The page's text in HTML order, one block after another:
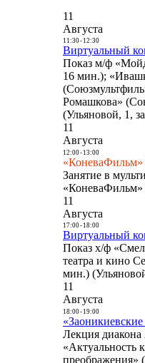
11
Августа
11:30- 12:30
Виртуальный
Показ м/ф
16 мин.);
Ромашкова»
(Ульяновой, 1,
11
Августа
12:00- 13:00
«КоневаФильм»
Занятие в
«КоневаФильм»
11
Августа
17:00- 18:00
Виртуальный
Показ х/ф
театра и кино
мин.)
11
Августа
18:00- 19:00
Лекция
«Актуальность
преображения»